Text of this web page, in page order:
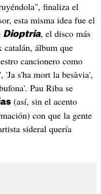
finaliza el
esta misma idea fue el
Dioptría, el disco más
álbum que
cancionero como
s'ha mort la besàvia',
Pau Riba se
(así, sin el acento
con que la gente
sideral quería